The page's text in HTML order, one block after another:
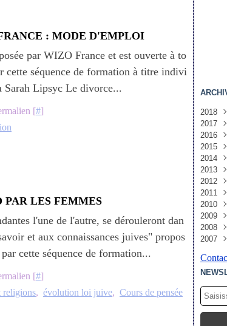
: MODE D'EMPLOI
par WIZO France et est ouverte à to
cette séquence de formation à titre indivi
Sarah Lipsyc Le divorce...
[#]
LES FEMMES
l'une de l'autre, se dérouleront dan
et aux connaissances juives" propos
cette séquence de formation...
[#]
religions, évolution loi juive, Cours de pensée
2018
Avril
2017
Juin
Mai
Avril
2016
Juin
Mai
Mars
2015
Août
Juin
Mai
2014
Juin
Avril
2013
Août
2012
Août
Juin
Mai
2011
Août
Mai
2010
Juin
Mai
2009
Juin
Mai
2008
Juin
2007
Juin